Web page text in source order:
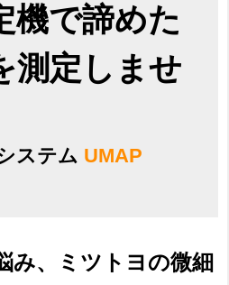
機で諦めた
測定しませ
ステム UMAP
み、ミツトヨの微細